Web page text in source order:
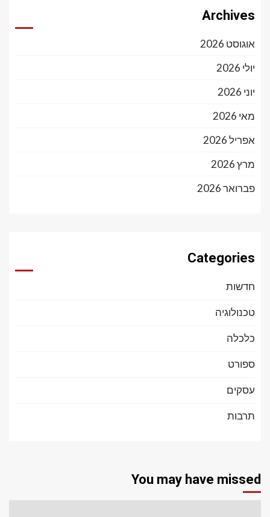
Archives
אוגוסט 2026
יולי 2026
יוני 2026
מאי 2026
אפריל 2026
מרץ 2026
פברואר 2026
Categories
חדשות
טכנולוגיה
כלכלה
ספורט
עסקים
תרבות
You may have missed